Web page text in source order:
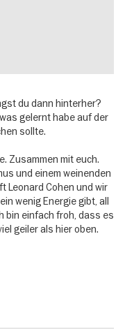
du dann hinterher?
gelernt habe auf der
sollte.
Zusammen mit euch.
und einem weinenden
Leonard Cohen und wir
wenig Energie gibt, all
bin einfach froh, dass es
geiler als hier oben.